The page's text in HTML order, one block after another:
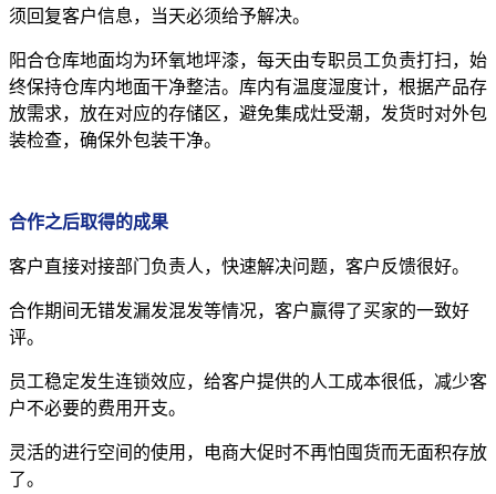
须回复客户信息，当天必须给予解决。
阳合仓库地面均为环氧地坪漆，每天由专职员工负责打扫，始
终保持仓库内地面干净整洁。库内有温度湿度计，根据产品存
放需求，放在对应的存储区，避免集成灶受潮，发货时对外包
装检查，确保外包装干净。
合作之后取得的成果
客户直接对接部门负责人，快速解决问题，客户反馈很好。
合作期间无错发漏发混发等情况，客户赢得了买家的一致好
评。
员工稳定发生连锁效应，给客户提供的人工成本很低，减少客
户不必要的费用开支。
灵活的进行空间的使用，电商大促时不再怕囤货而无面积存放
了。